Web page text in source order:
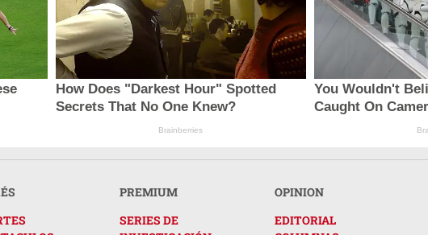
How Does "Darkest Hour" Spotted
Secrets That No One Knew?
Brainberries
You Wouldn't
Caught On
PREMIUM
SERIES DE
OPINION
EDITORIAL